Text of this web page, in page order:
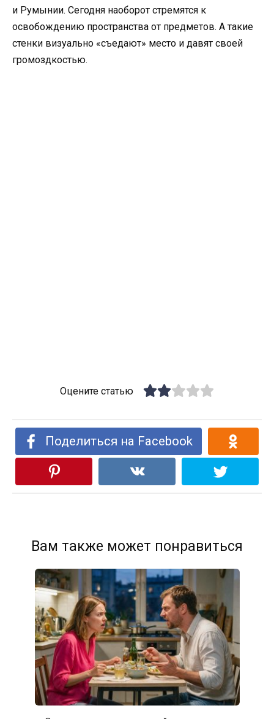
и Румынии. Сегодня наоборот стремятся к
освобождению пространства от предметов. А такие
стенки визуально «съедают» место и давят своей
громоздкостью.
Оцените статью
Поделиться на Facebook
Вам также может понравиться